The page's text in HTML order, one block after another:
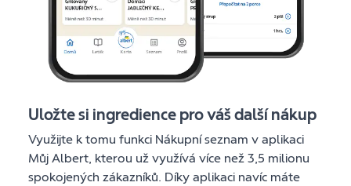
Uložte si ingredience pro váš další nákup
Využijte k tomu funkci Nákupní seznam v aplikaci
Můj Albert, kterou už využívá více než 3,5 milionu
spokojených zákazníků. Díky aplikaci navíc máte